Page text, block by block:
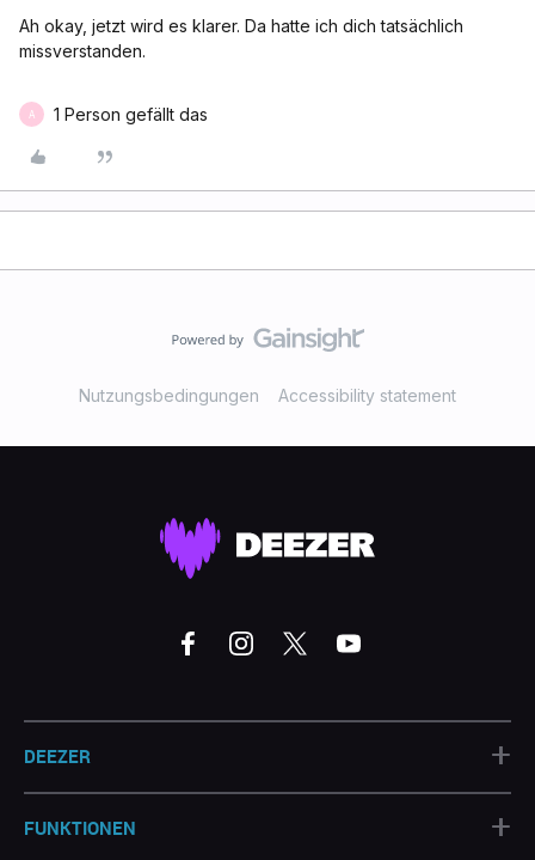
Ah okay, jetzt wird es klarer. Da hatte ich dich tatsächlich
missverstanden.
A 1 Person gefällt das
Nutzungsbedingungen Accessibility statement
DEEZER +
FUNKTIONEN +